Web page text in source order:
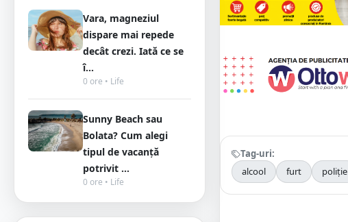
Vara, magneziul
dispare mai repede
decât crezi. Iată ce se
î...
0 ore • Life
Sunny Beach sau
Bolata? Cum alegi
tipul de vacanță
potrivit ...
0 ore • Life
Tag-uri:
alcool
furt poliție